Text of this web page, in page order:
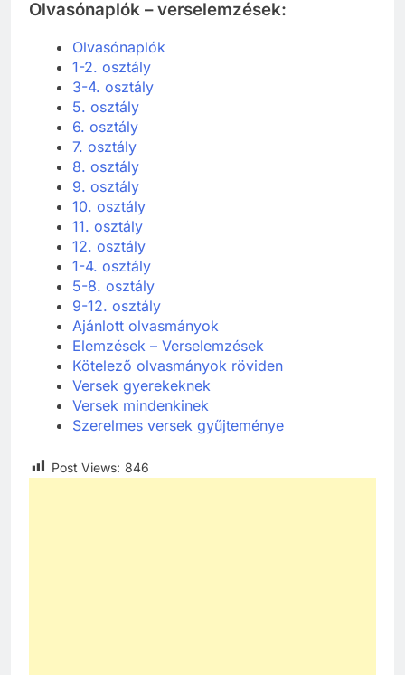
Olvasónaplók – verselemzések:
Olvasónaplók
1-2. osztály
3-4. osztály
5. osztály
6. osztály
7. osztály
8. osztály
9. osztály
10. osztály
11. osztály
12. osztály
1-4. osztály
5-8. osztály
9-12. osztály
Ajánlott olvasmányok
Elemzések – Verselemzések
Kötelező olvasmányok röviden
Versek gyerekeknek
Versek mindenkinek